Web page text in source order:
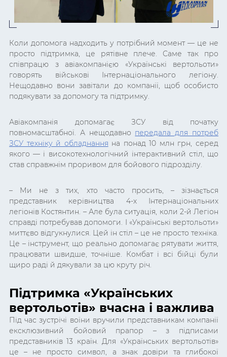
Коли допомога надходить у потрібний момент — це не
просто підтримка, це рятівне плече. Саме так про
співпрацю з авіакомпанією «Українські вертольоти»
говорять військові Інтернаціонального легіону.
Нещодавно вони завітали до компанії, щоб особисто
подякувати за допомогу та підтримку.
Авіакомпанія допомагає ЗСУ від початку
повномасштабної. А нещодавно передала для потреб
ЗСУ техніку й обладнання на понад 10 млн грн, серед
якого — і високотехнологічний інтерактивний стіл, що
став справжнім проривом для бойового підрозділу.
– Ми не з тих, хто часто просить, – зізнається
представник керівництва 4-х Інтернаціональних
легіонів Костянтин. – Але була ситуація, коли 2-й Легіон
справді потребував допомоги. І «Українські вертольоти»
миттєво відгукнулися. Цей ін стіл – це не просто техніка.
Це – інструмент, що реально допомагає рятувати життя,
працювати швидше, точніше. Комбат і всі бійці були
щиро раді й дякували за цю круту річ.
Підтримка «Українських
вертольотів» вчасна і важлива
Під час зустрічі воїни вручили представникам компанії
ексклюзивний бойовий прапор – з підписами
представників 13 країн. Для «Українських вертольотів»
це – не просто символ, а знак довіри та глибокої